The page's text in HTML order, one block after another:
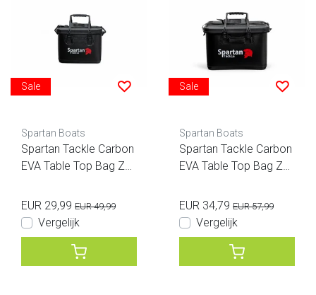
Sale
Spartan Boats
Spartan Tackle Carbon
EVA Table Top Bag Zw
EUR 29,99 EUR 49,99
Vergelijk
Sale
Spartan Boats
Spartan Tackle Carbon
EVA Table Top Bag Zw
EUR 34,79 EUR 57,99
Vergelijk